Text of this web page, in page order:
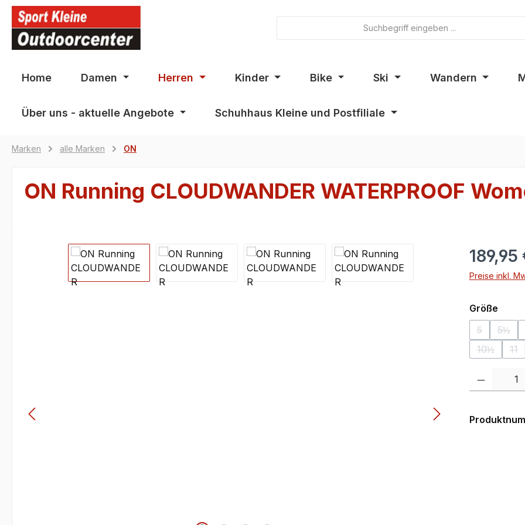
Zur Hauptnavigation springen
Home Damen Herren Kinder Bike Ski Wandern
Über uns - aktuelle Angebote Schuhhaus Kleine und Postfiliale
Marken alle Marken ON
ON Running CLOUDWANDER WATERPROOF
Bildergalerie überspringen 189,95
Preise inkl.
Größe
5
(Diese
5½
10½
(Diese
11